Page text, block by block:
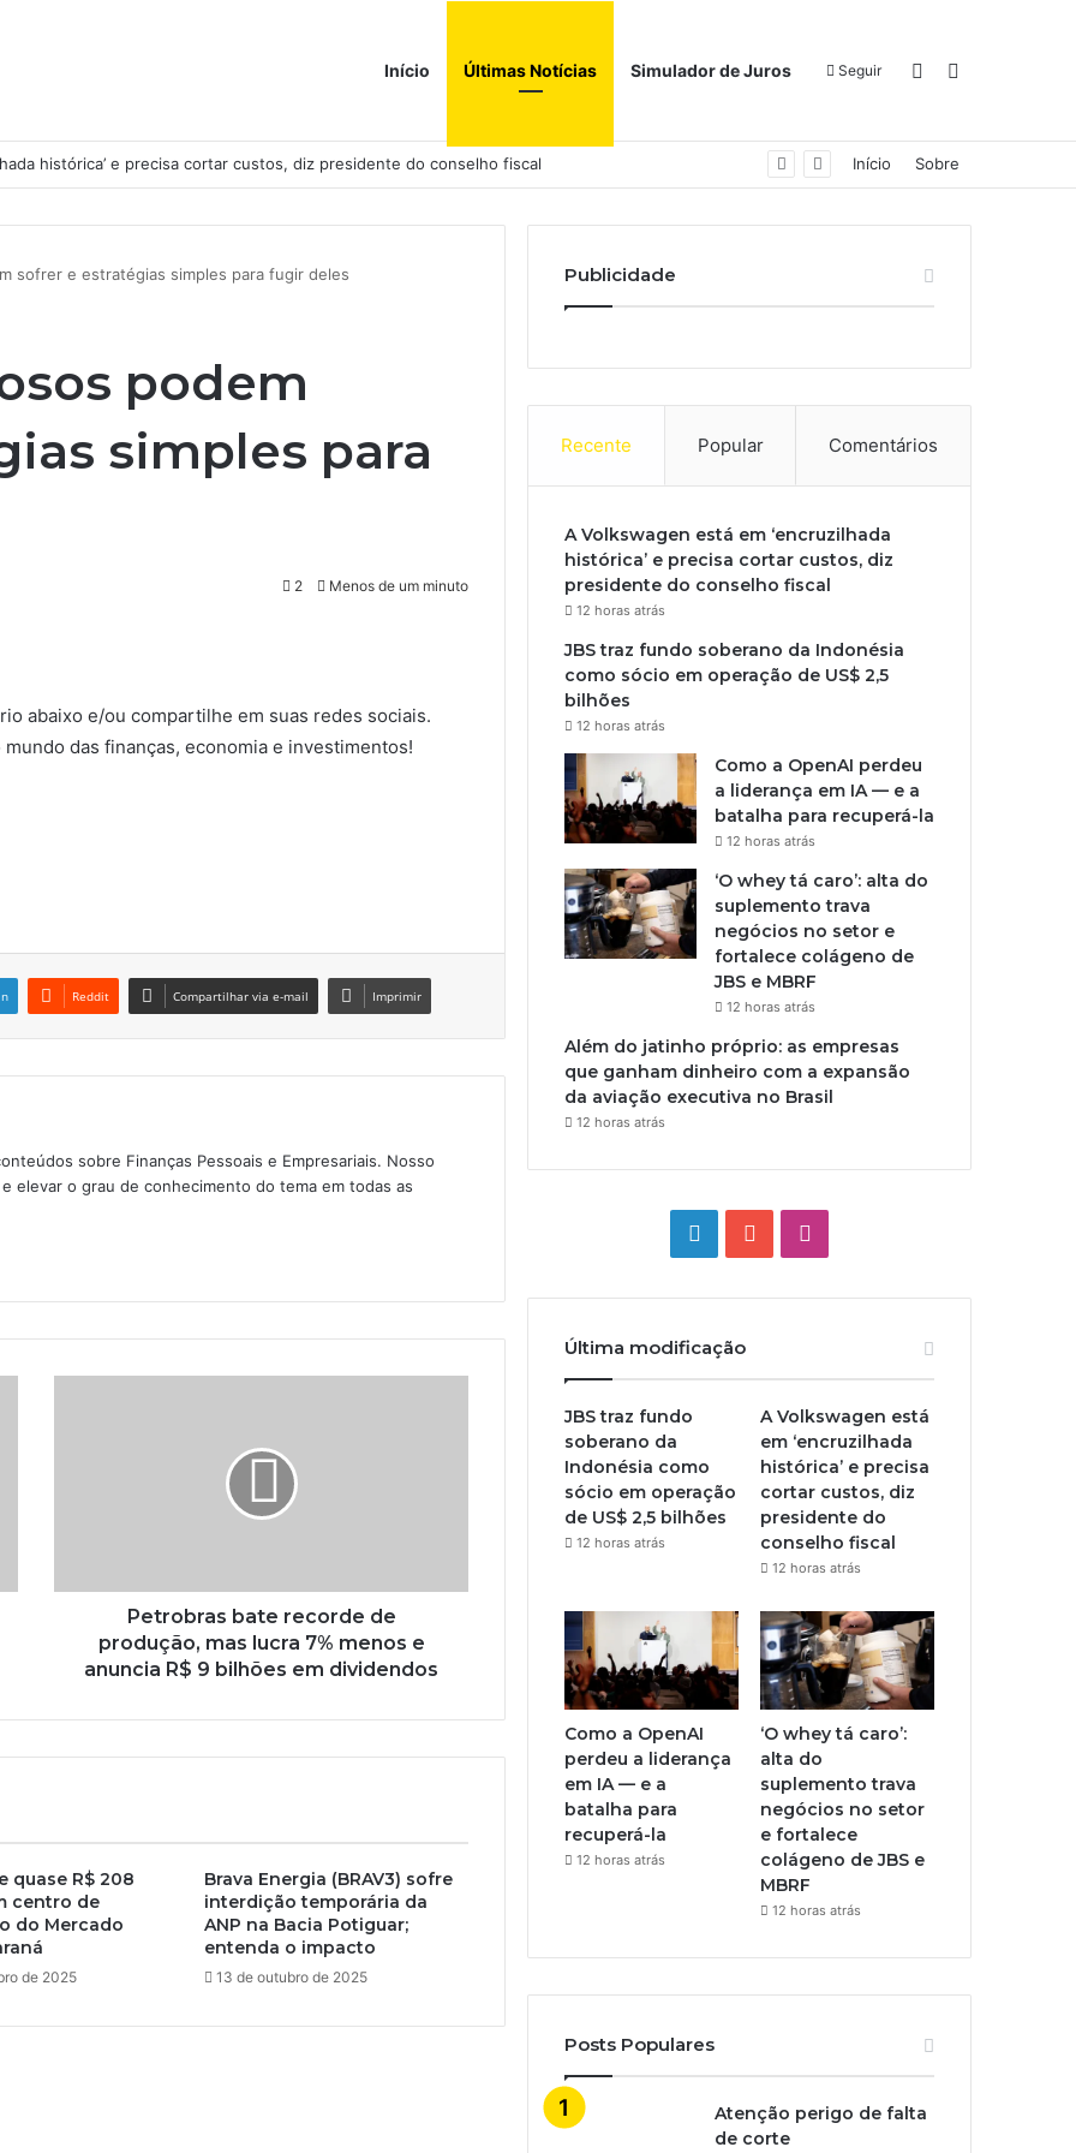
Início Últimas Notícias Simulador de Juros Seguir Switch skin
histórica’ e precisa cortar custos, diz presidente do conselho fiscal Início Sobre
sofrer e estratégias simples para fugir deles
podem
simples para
2 Menos de um minuto
abaixo e/ou compartilhe em suas redes sociais.
das finanças, economia e investimentos!
Reddit Compartilhar via e-mail Imprimir
sobre Finanças Pessoais e Empresariais. Nosso
elevar o grau de conhecimento do tema em todas as
Petrobras bate recorde de
produção, mas lucra 7% menos e
anuncia R$ 9 bilhões em dividendos
quase R$ 208
centro de
do Mercado
de 2025
Brava Energia (BRAV3) sofre
interdição temporária da
ANP na Bacia Potiguar;
entenda o impacto
13 de outubro de 2025
Publicidade
Recente Popular Comentários
A Volkswagen está em ‘encruzilhada
histórica’ e precisa cortar custos, diz
presidente do conselho fiscal
12 horas atrás
JBS traz fundo soberano da Indonésia
como sócio em operação de US$ 2,5
bilhões
12 horas atrás
Como a OpenAI perdeu
a liderança em IA — e a
batalha para recuperá-la
12 horas atrás
‘O whey tá caro’: alta do
suplemento trava
negócios no setor e
fortalece colágeno de
JBS e MBRF
12 horas atrás
Além do jatinho próprio: as empresas
que ganham dinheiro com a expansão
da aviação executiva no Brasil
12 horas atrás
LinkedinYouTube
Última modificação
JBS traz fundo
soberano da
Indonésia como
sócio em operação
de US$ 2,5 bilhões
12 horas atrás
A Volkswagen está
em ‘encruzilhada
histórica’ e precisa
cortar custos, diz
presidente do
conselho fiscal
12 horas atrás
Como a OpenAI
perdeu a liderança
em IA — e a
batalha para
recuperá-la
12 horas atrás
‘O whey tá caro’:
alta do
suplemento trava
negócios no setor
e fortalece
colágeno de JBS e
MBRF
12 horas atrás
Posts Populares
Atenção perigo de falta
de corte